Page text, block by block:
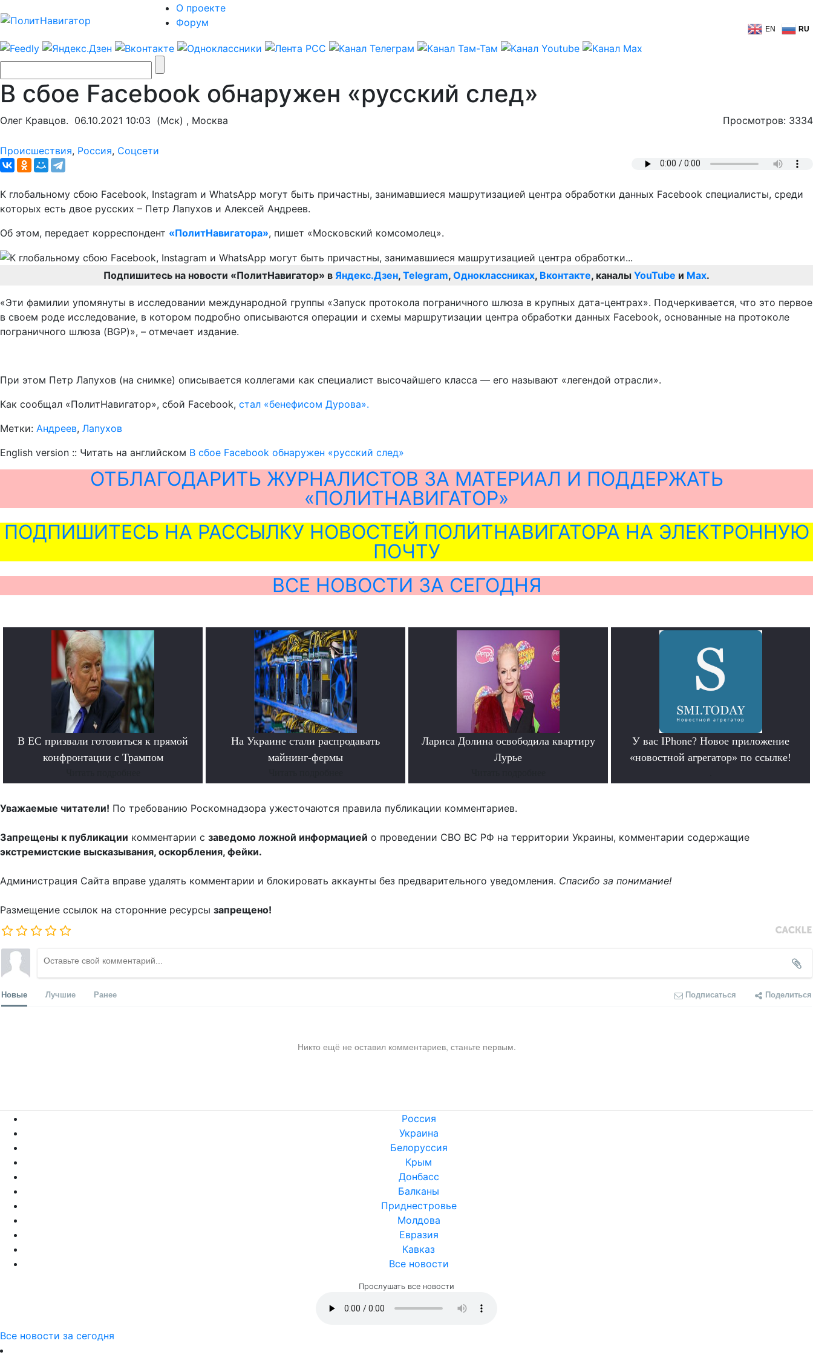
О проекте
Форум
EN RU
В сбое Facebook обнаружен «русский след»
Олег Кравцов. 06.10.2021 10:03 (Мск) , Москва Просмотров: 3334
Происшествия, Россия, Соцсети
К глобальному сбою Facebook, Instagram и WhatsApp могут быть причастны, занимавшиеся машрутизацией центра обработки данных Facebook специалисты, среди
которых есть двое русских – Петр Лапухов и Алексей Андреев.
Об этом, передает корреспондент «ПолитНавигатора», пишет «Московский комсомолец».
Подпишитесь на новости «ПолитНавигатор» в Яндекс.Дзен, Telegram, Одноклассниках, Вконтакте, каналы YouTube и Max.
«Эти фамилии упомянуты в исследовании международной группы «Запуск протокола пограничного шлюза в крупных дата-центрах». Подчеркивается, что это первое
в своем роде исследование, в котором подробно описываются операции и схемы маршрутизации центра обработки данных Facebook, основанные на протоколе
пограничного шлюза (BGP)», – отмечает издание.
При этом Петр Лапухов (на снимке) описывается коллегами как специалист высочайшего класса — его называют «легендой отрасли».
Как сообщал «ПолитНавигатор», сбой Facebook, стал «бенефисом Дурова».
Метки: Андреев, Лапухов
English version :: Читать на английском В сбое Facebook обнаружен «русский след»
ОТБЛАГОДАРИТЬ ЖУРНАЛИСТОВ ЗА МАТЕРИАЛ И ПОДДЕРЖАТЬ
«ПОЛИТНАВИГАТОР»
ПОДПИШИТЕСЬ НА РАССЫЛКУ НОВОСТЕЙ ПОЛИТНАВИГАТОРА НА ЭЛЕКТРОННУЮ
ПОЧТУ
ВСЕ НОВОСТИ ЗА СЕГОДНЯ
В ЕС призвали готовиться к прямой
конфронтации с Трампом
На Украине стали распродавать
майнинг-фермы
Лариса Долина освободила квартиру
Лурье
У вас IPhone? Новое приложение
«новостной агрегатор» по ссылке!
Уважаемые читатели! По требованию Роскомнадзора ужесточаются правила публикации комментариев.
Запрещены к публикации комментарии с заведомо ложной информацией о проведении СВО ВС РФ на территории Украины, комментарии содержащие
экстремистские высказывания, оскорбления, фейки.
Администрация Сайта вправе удалять комментарии и блокировать аккаунты без предварительного уведомления. Спасибо за понимание!
Размещение ссылок на сторонние ресурсы запрещено!
Новые Лучшие Ранее Подписаться Поделиться
Никто ещё не оставил комментариев, станьте первым.
Россия
Украина
Белоруссия
Крым
Донбасс
Балканы
Приднестровье
Молдова
Евразия
Кавказ
Все новости
Прослушать все новости
Все новости за сегодня